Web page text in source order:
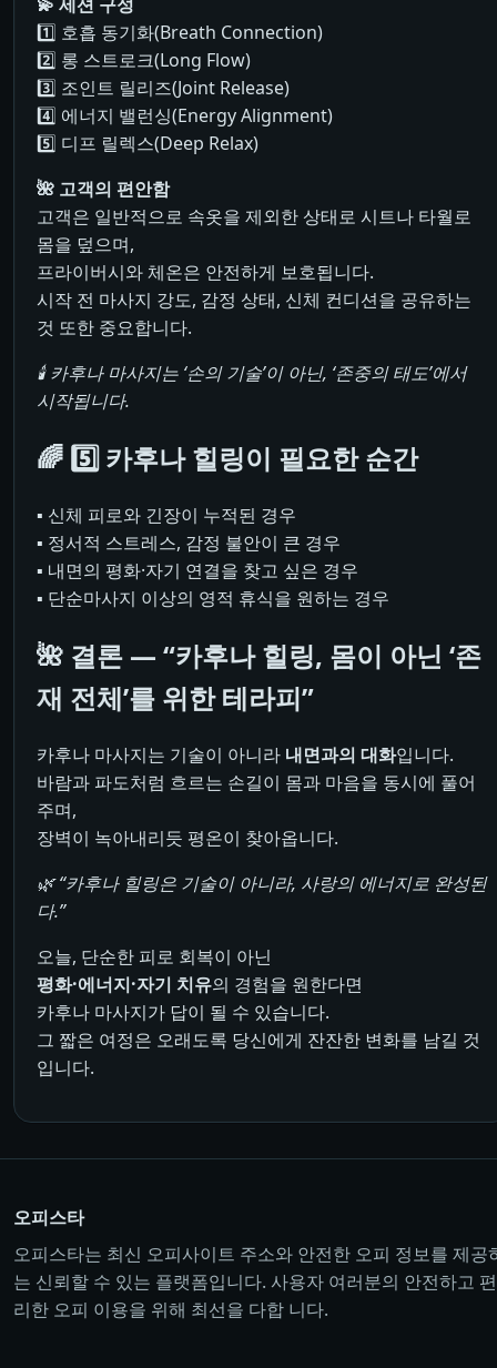
1️⃣ 호흡 동기화(Breath Connection)
2️⃣ 롱 스트로크(Long Flow)
3️⃣ 조인트 릴리즈(Joint Release)
4️⃣ 에너지 밸런싱(Energy Alignment)
5️⃣ 디프 릴렉스(Deep Relax)
🌺 고객의 편안함
고객은 일반적으로 속옷을 제외한 상태로 시트나 타월로
몸을 덮으며,
프라이버시와 체온은 안전하게 보호됩니다.
시작 전 마사지 강도, 감정 상태, 신체 컨디션을 공유하는
것 또한 중요합니다.
🕯️ 카후나 마사지는 ‘손의 기술’이 아닌, ‘존중의 태도’에서
시작됩니다.
🌈 5️⃣ 카후나 힐링이 필요한 순간
▪ 신체 피로와 긴장이 누적된 경우
▪ 정서적 스트레스, 감정 불안이 큰 경우
▪ 내면의 평화·자기 연결을 찾고 싶은 경우
▪ 단순마사지 이상의 영적 휴식을 원하는 경우
🌺 결론 — “카후나 힐링, 몸이 아닌 ‘존
재 전체’를 위한 테라피”
카후나 마사지는 기술이 아니라 내면과의 대화입니다.
바람과 파도처럼 흐르는 손길이 몸과 마음을 동시에 풀어
주며,
장벽이 녹아내리듯 평온이 찾아옵니다.
🌿 “카후나 힐링은 기술이 아니라, 사랑의 에너지로 완성된
다.”
오늘, 단순한 피로 회복이 아닌
평화·에너지·자기 치유의 경험을 원한다면
카후나 마사지가 답이 될 수 있습니다.
그 짧은 여정은 오래도록 당신에게 잔잔한 변화를 남길 것
입니다.
오피스타
오피스타는 최신 오피사이트 주소와 안전한 오피 정보를 제공
는 신뢰할 수 있는 플랫폼입니다. 사용자 여러분의 안전하고 편
리한 오피 이용을 위해 최선을 다합 니다.